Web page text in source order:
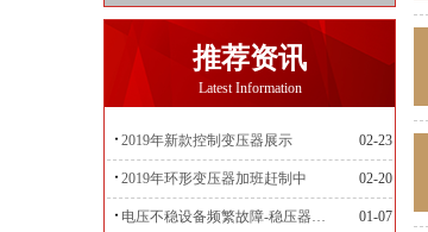
推荐资讯
Latest Information
2019年新款控制变压器展示 02-23
2019年环形变压器加班赶制中 02-20
电压不稳设备频繁故障-稳压器来帮忙 01-07